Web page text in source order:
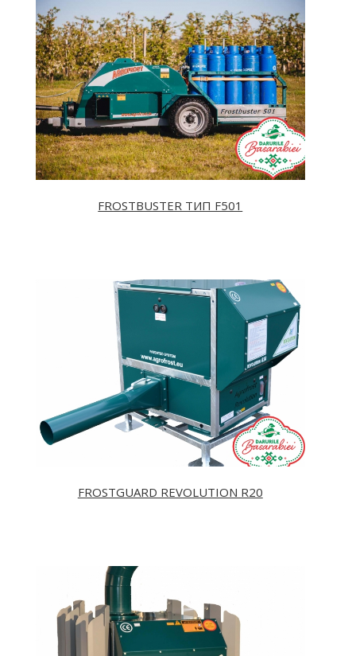
FROSTBUSTER TИП F501
FROSTGUARD REVOLUTION R20